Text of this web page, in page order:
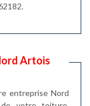
Artois
entreprise Nord